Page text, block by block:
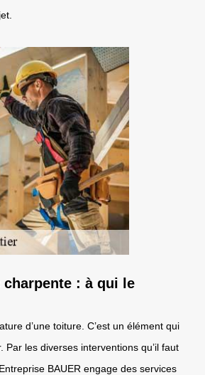
charpente : à qui le
d’une toiture. C’est un élément qui
Par les diverses interventions qu’il faut
BAUER engage des services